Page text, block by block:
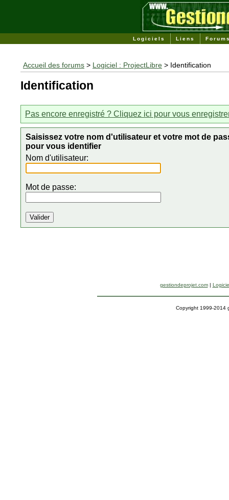
Logiciels Liens
Accueil des forums > Logiciel : ProjectLibre > Identification
Identification
Pas encore enregistré ? Cliquez ici pour vous
Saisissez votre nom d'utilisateur et votre mot de
pour vous identifier
Nom d'utilisateur:
Mot de passe:
gestiondeprojet.com|
Copyright 1999-2014